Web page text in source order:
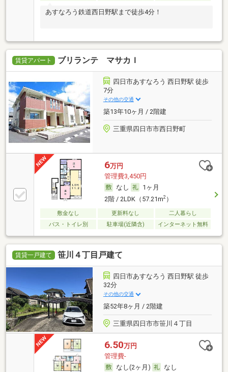
あすなろう鉄道西日野駅まで徒歩4分！
賃貸アパート ブリランテ マサカＩ
四日市あすなろう 西日野駅 徒歩
7分
その他の交通
築13年10ヶ月 / 2階建
三重県四日市市西日野町
6万円
管理費3,450円
なし
1ヶ月
2階 / 2LDK（57.21m2）
敷金なし 更新料なし
二人暮らし
バス・トイレ別
駐車場(近隣含) インターネット無料
賃貸一戸建て 笹川４丁目戸建て
四日市あすなろう 西日野駅 徒歩
32分
その他の交通
築52年8ヶ月 / 2階建
三重県四日市市笹川４丁目
6.50万円
管理費-
なし(2ヶ月)
なし